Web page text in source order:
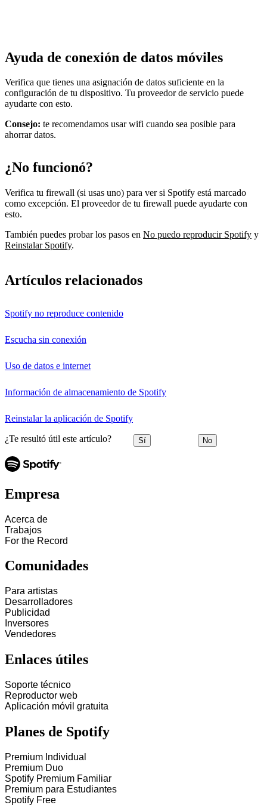
Ayuda de conexión de datos móviles
Verifica que tienes una asignación de datos suficiente en la
configuración de tu dispositivo. Tu proveedor de servicio puede
ayudarte con esto.
Consejo: te recomendamos usar wifi cuando sea posible para
ahorrar datos.
¿No funcionó?
Verifica tu firewall (si usas uno) para ver si Spotify está marcado
como excepción. El proveedor de tu firewall puede ayudarte con
esto.
También puedes probar los pasos en No puedo reproducir Spotify y
Reinstalar Spotify.
Artículos relacionados
Spotify no reproduce contenido
Escucha sin conexión
Uso de datos e internet
Información de almacenamiento de Spotify
Reinstalar la aplicación de Spotify
¿Te resultó útil este artículo? Sí No
Empresa
Acerca de
Trabajos
For the Record
Comunidades
Para artistas
Desarrolladores
Publicidad
Inversores
Vendedores
Enlaces útiles
Soporte técnico
Reproductor web
Aplicación móvil gratuita
Planes de Spotify
Premium Individual
Premium Duo
Spotify Premium Familiar
Premium para Estudiantes
Spotify Free